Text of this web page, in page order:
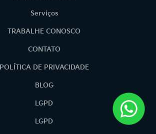
Serviços
TRABALHE CONOSCO
CONTATO
POLÍTICA DE PRIVACIDADE
BLOG
LGPD
LGPD